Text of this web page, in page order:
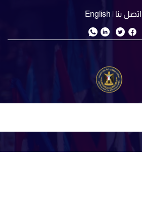
اتصل بنا | English